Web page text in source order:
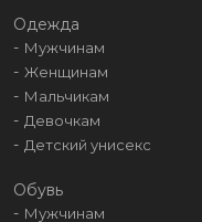
Одежда
Мужчинам
Женщинам
Мальчикам
Девочкам
Детский унисекс
Обувь
Мужчинам